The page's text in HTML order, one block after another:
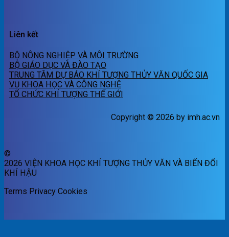
Liên kết
BỘ NÔNG NGHIỆP VÀ MÔI TRƯỜNG
BỘ GIÁO DỤC VÀ ĐÀO TẠO
TRUNG TÂM DỰ BÁO KHÍ TƯỢNG THỦY VĂN QUỐC GIA
VỤ KHOA HỌC VÀ CÔNG NGHỆ
TỔ CHỨC KHÍ TƯỢNG THẾ GIỚI
Copyright © 2026 by imh.ac.vn
©
2026 VIỆN KHOA HỌC KHÍ TƯỢNG THỦY VĂN VÀ BIẾN ĐỔI
KHÍ HẬU
Terms Privacy Cookies